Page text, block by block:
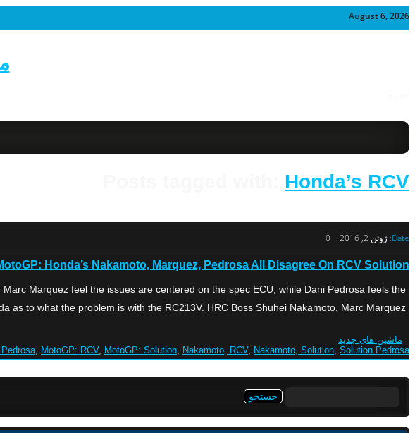
August 6, 2026
Honda’s RCV
Date: ژوئن 2, 2016 0
Honda’s Nakamoto, Marquez, Pedrosa All Disagree On RCV Solution
Marquez feel the issues are centered on the spec ECU, while Dani Pedrosa feels the
to what the problem is with the RC213V. HRC Boss Shuhei Nakamoto, Marc Marquez […]
ماشین های جدید
, MotoGP: RCV, MotoGP: Solution, Nakamoto, RCV, Nakamoto, Solution, Solution Pedrosa